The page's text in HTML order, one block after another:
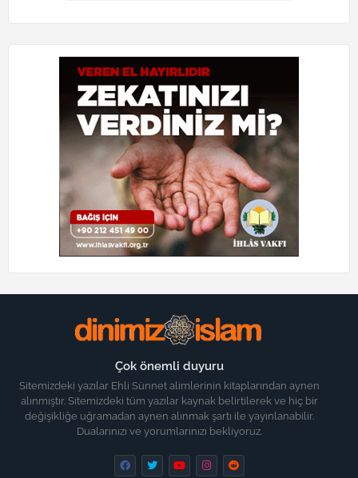
Çok önemli duyuru
Sitemizdeki yazılar Ehli Sünnet alimlerinin kitaplarından aynen
alınmıştır. Sitemizdeki tüm yazılar kaynak belirtilerek ve hiç bir
değişikliğe uğramadan aynen alınmak şartı ile yayınlanabilir.
Dualarınızı ve yorumlarınızı bekliyoruz.